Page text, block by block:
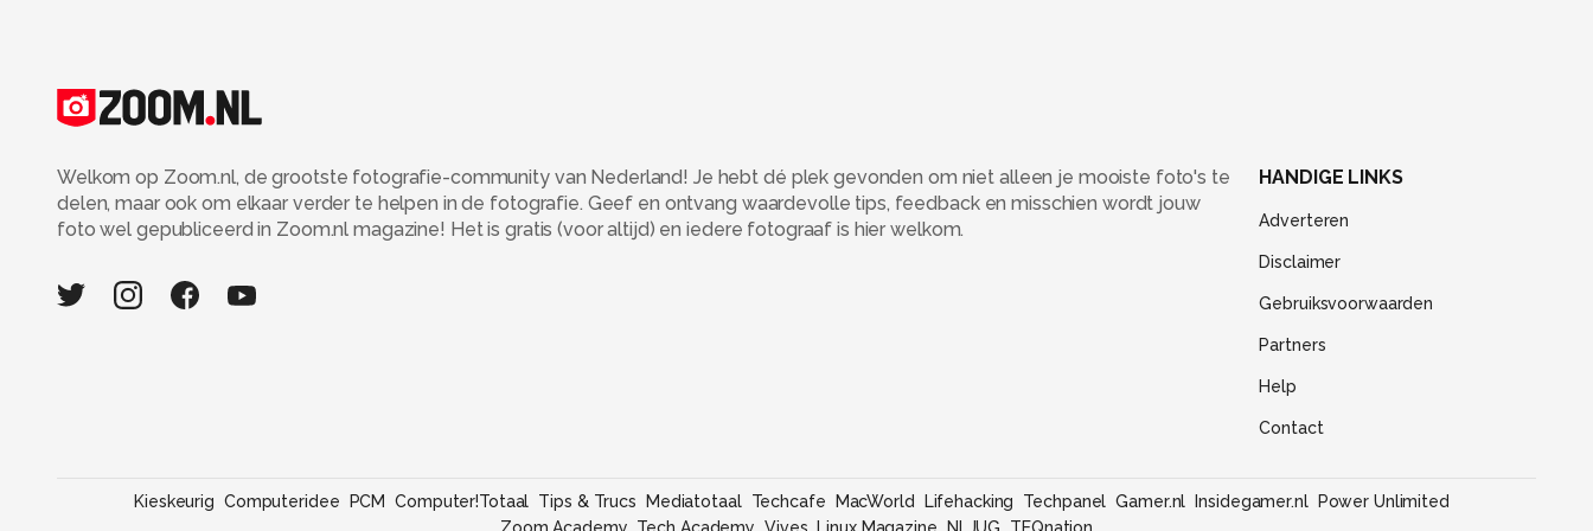
Welkom op Zoom.nl, de grootste fotografie-community van Nederland! Je hebt dé plek gevonden om niet alleen je mooiste foto's te
delen, maar ook om elkaar verder te helpen in de fotografie. Geef en ontvang waardevolle tips, feedback en misschien wordt jouw
foto wel gepubliceerd in Zoom.nl magazine! Het is gratis (voor altijd) en iedere fotograaf is hier welkom.
HANDIGE LINKS
Adverteren
Disclaimer
Gebruiksvoorwaarden
Partners
Help
Contact
Kieskeurig Computeridee PCM Computer!Totaal Tips & Trucs Mediatotaal Techcafe MacWorld Lifehacking Techpanel Gamer.nl Insidegamer.nl
Power Unlimited